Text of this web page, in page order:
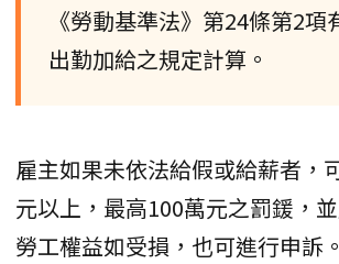
《勞動基準法》第24條第2項
出勤加給之規定計算。
雇主如果未依法給假或給薪者，
元以上，最高100萬元之罰鍰，
勞工權益如受損，也可進行申訴。